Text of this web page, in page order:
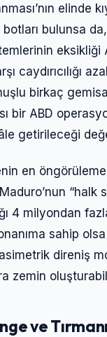
elinde
bulunsa
eksikliği
caydırıcılığı
birkaç
bir ABD
getirileceği
en
“halk
4 milyondan
sahip
direniş
zemin
ve